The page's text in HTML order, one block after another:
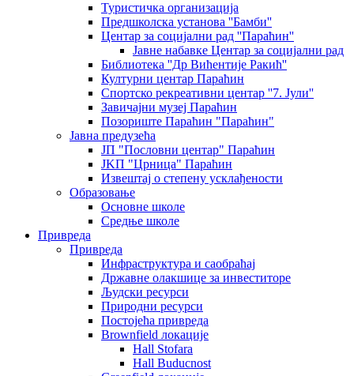
Туристичка организација
Предшколска установа ''Бамби''
Центар за социјални рад ''Параћин''
Јавне набавке Центар за социјални рад
Библиотека ''Др Вићентије Ракић''
Културни центар Параћин
Спортско рекреативни центар ''7. Јули''
Завичајни музеј Параћин
Позориште Параћин "Параћин"
Јавна предузећа
ЈП "Пословни центар" Параћин
ЈKП "Црница" Параћин
Извештај о степену усклађености
Образовање
Основне школе
Средње школе
Привреда
Привреда
Инфраструктура и саобраћај
Државне олакшице за инвеститоре
Људски ресурси
Природни ресурси
Постојећа привреда
Brownfield локације
Hall Stofara
Hall Buducnost